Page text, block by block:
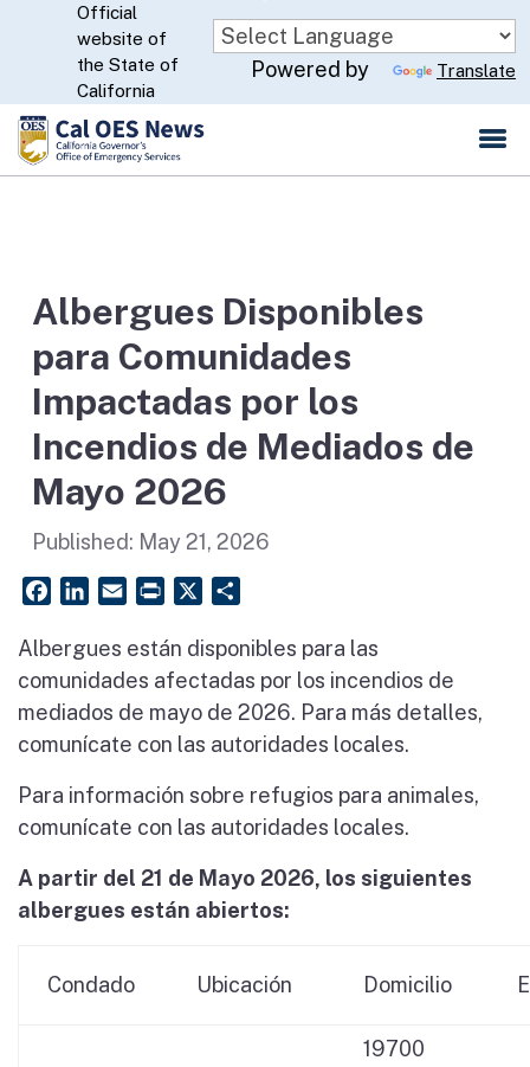
Skip
to
Main
Content
CA.gov
Official
website of
the State of
California
Powered by Translate
Albergues Disponibles
para Comunidades
Impactadas por los
Incendios de Mediados de
Mayo 2026
Published: May 21, 2026
FacebookLinkedIn
Email PrintFriendly
Albergues están disponibles para las
comunidades afectadas por los incendios de
mediados de mayo de 2026. Para más detalles,
comunícate con las autoridades locales.
Para información sobre refugios para animales,
comunícate con las autoridades locales.
A partir del 21 de Mayo 2026, los siguientes
albergues están abiertos:
Condado Ubicación Domicilio
19700